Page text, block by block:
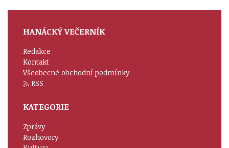
HANÁCKÝ VEČERNÍK
Redakce
Kontakt
Všeobecné obchodní podmínky
RSS
KATEGORIE
Zprávy
Rozhovory